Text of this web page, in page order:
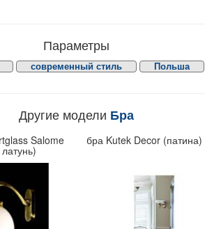
Параметры
современный стиль Польша
Другие модели Бра
Salome бра Kutek Decor (патина)